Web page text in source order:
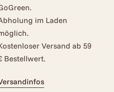
im Laden
Versand ab 59
Bestellwert.